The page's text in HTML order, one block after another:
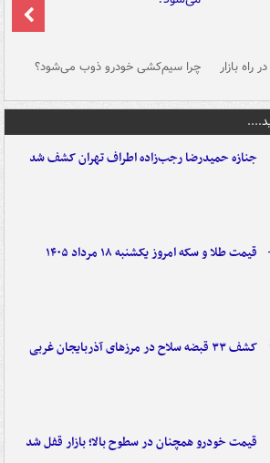
بازار چرا سیم‌کشی خودرو ذوب می‌شود؟
جنازه حمیدرضا رجب‌زاده اطراف تهران کشف شد
قیمت طلا و سکه امروز یکشنبه ۱۸ مرداد ۱۴۰۵
کشف ۳۳ قبضه سلاح در مرزهای آذربایجان غربی
قیمت خودرو همچنان در سطوح بالا؛ بازار قفل شد